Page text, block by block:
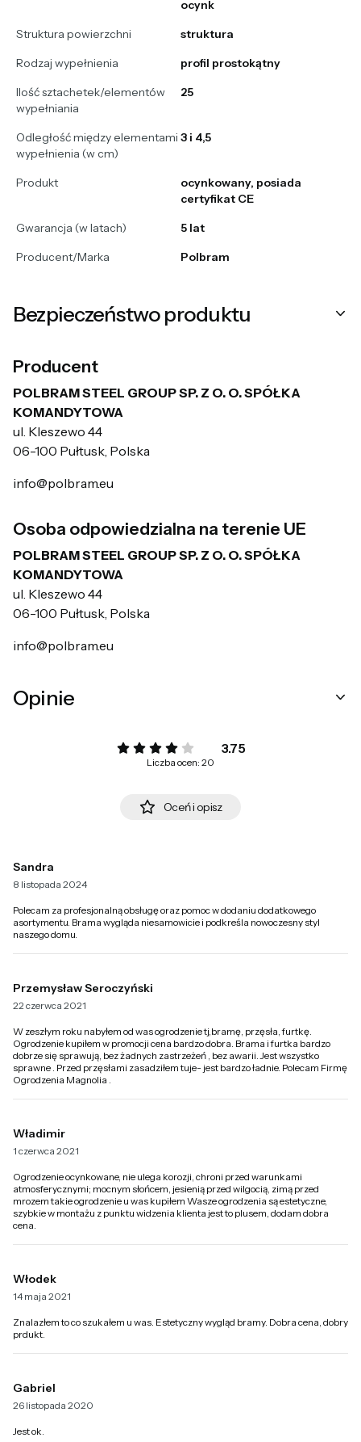
ocynk
Struktura powierzchni
struktura
Rodzaj wypełnienia
profil prostokątny
Ilość sztachetek/elementów
wypełniania
25
Odległość między elementami
wypełnienia (w cm)
3 i 4,5
Produkt
ocynkowany, posiada
certyfikat CE
Gwarancja (w latach)
5 lat
Producent/Marka
Polbram
Bezpieczeństwo produktu
Producent
POLBRAM STEEL GROUP SP. Z O. O. SPÓŁKA
KOMANDYTOWA
ul. Kleszewo 44
06-100 Pułtusk, Polska
info@polbram.eu
Osoba odpowiedzialna na terenie UE
POLBRAM STEEL GROUP SP. Z O. O. SPÓŁKA
KOMANDYTOWA
ul. Kleszewo 44
06-100 Pułtusk, Polska
info@polbram.eu
Opinie
3.75
Liczba ocen: 20
Oceń i opisz
Sandra
8 listopada 2024
Polecam za profesjonalną obsługę oraz pomoc w dodaniu dodatkowego
asortymentu. Brama wygląda niesamowicie i podkreśla nowoczesny styl
naszego domu.
Przemysław Seroczyński
22 czerwca 2021
W zeszłym roku nabyłem od was ogrodzenie tj,bramę, przęsła, furtkę.
Ogrodzenie kupiłem w promocji cena bardzo dobra. Brama i furtka bardzo
dobrze się sprawują, bez żadnych zastrzeżeń , bez awarii. Jest wszystko
sprawne . Przed przęsłami zasadziłem tuje- jest bardzo ładnie. Polecam Firmę
Ogrodzenia Magnolia .
Władimir
1 czerwca 2021
Ogrodzenie ocynkowane, nie ulega korozji, chroni przed warunkami
atmosferycznymi; mocnym słońcem, jesienią przed wilgocią, zimą przed
mrozem takie ogrodzenie u was kupiłem Wasze ogrodzenia są estetyczne,
szybkie w montażu z punktu widzenia klienta jest to plusem, dodam dobra
cena.
Włodek
14 maja 2021
Znalazłem to co szukałem u was. Estetyczny wygląd bramy. Dobra cena, dobry
prdukt.
Gabriel
26 listopada 2020
Jest ok.